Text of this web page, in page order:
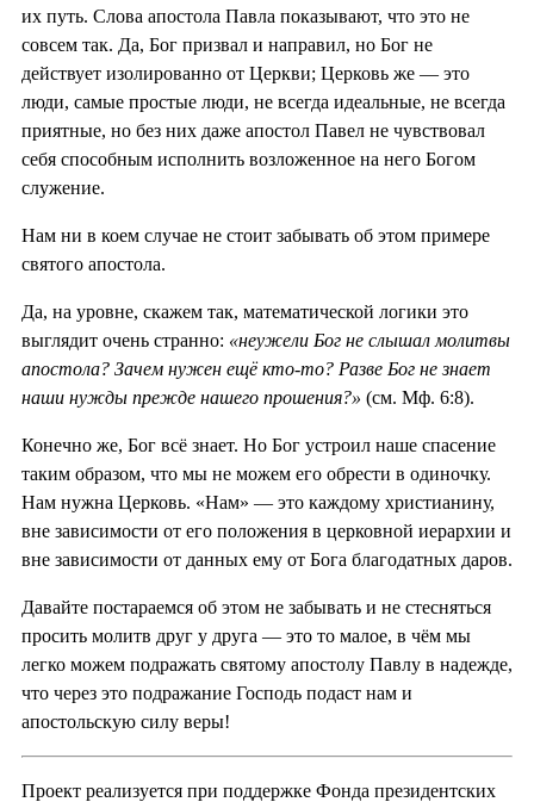
их путь. Слова апостола Павла показывают, что это не
совсем так. Да, Бог призвал и направил, но Бог не
действует изолированно от Церкви; Церковь же — это
люди, самые простые люди, не всегда идеальные, не всегда
приятные, но без них даже апостол Павел не чувствовал
себя способным исполнить возложенное на него Богом
служение.
Нам ни в коем случае не стоит забывать об этом примере
святого апостола.
Да, на уровне, скажем так, математической логики это
выглядит очень странно: «неужели Бог не слышал молитвы
апостола? Зачем нужен ещё кто-то? Разве Бог не знает
наши нужды прежде нашего прошения?» (см. Мф. 6:8).
Конечно же, Бог всё знает. Но Бог устроил наше спасение
таким образом, что мы не можем его обрести в одиночку.
Нам нужна Церковь. «Нам» — это каждому христианину,
вне зависимости от его положения в церковной иерархии и
вне зависимости от данных ему от Бога благодатных даров.
Давайте постараемся об этом не забывать и не стесняться
просить молитв друг у друга — это то малое, в чём мы
легко можем подражать святому апостолу Павлу в надежде,
что через это подражание Господь подаст нам и
апостольскую силу веры!
Проект реализуется при поддержке Фонда президентских